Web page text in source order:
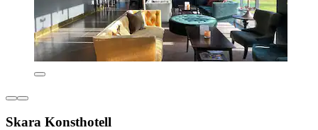
Skara Konsthotell